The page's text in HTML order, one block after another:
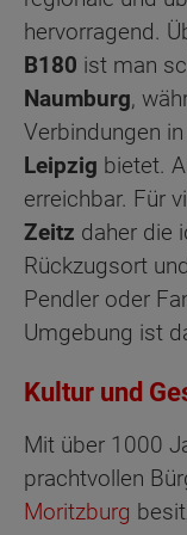
hervorragend.
B180 ist man
Naumburg,
Verbindungen in
Leipzig bietet.
erreichbar. Für
Zeitz daher die
Rückzugsort
Pendler oder
Umgebung ist
Kultur und
Mit über 1000
prachtvollen
Moritzburg